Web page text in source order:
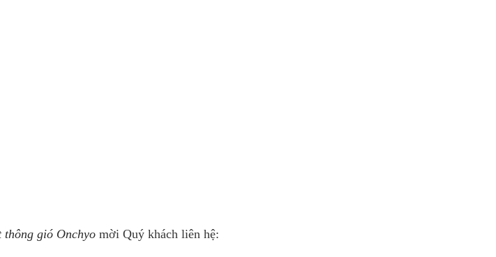
thông gió Onchyo mời Quý khách liên hệ: